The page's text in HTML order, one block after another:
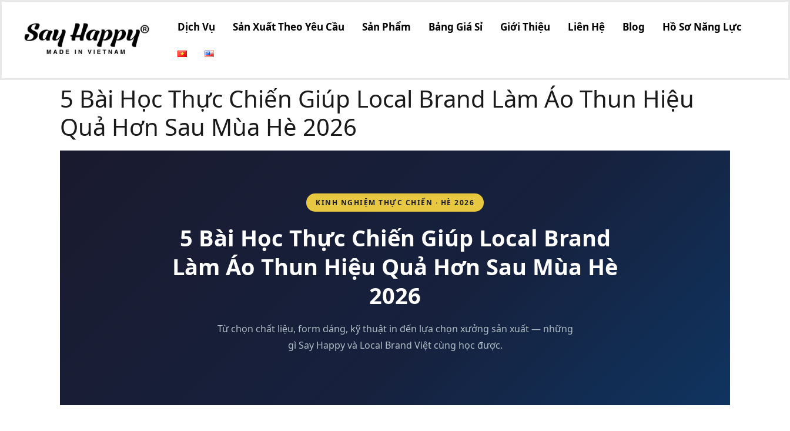
Dịch Vụ Sản Xuất Theo Yêu Cầu Sản Phẩm Bảng Giá Sỉ Giới Thiệu Liên Hệ Blog Hồ Sơ Năng Lực
5 Bài Học Thực Chiến Giúp Local Brand Làm Áo Thun Hiệu
Quả Hơn Sau Mùa Hè 2026
KINH NGHIỆM THỰC CHIẾN · HÈ 2026
5 Bài Học Thực Chiến Giúp Local Brand
Làm Áo Thun Hiệu Quả Hơn Sau Mùa Hè
2026
Từ chọn chất liệu, form dáng, kỹ thuật in đến lựa chọn xưởng sản xuất — những
gì Say Happy và Local Brand Việt cùng học được.